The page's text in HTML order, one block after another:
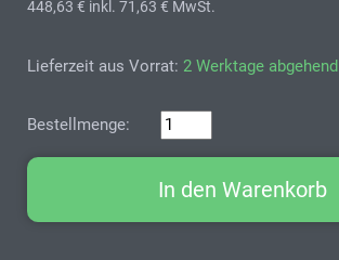
448,63 € inkl. 71,63 € MwSt.
Lieferzeit aus Vorrat: 2 Werktage abgehend
Bestellmenge:
In den Warenkorb